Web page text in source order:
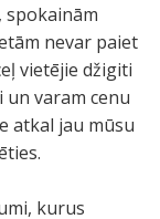
spokainām
nevar paiet
vietējie džigiti
varam cenu
atkal jau mūsu
kurus